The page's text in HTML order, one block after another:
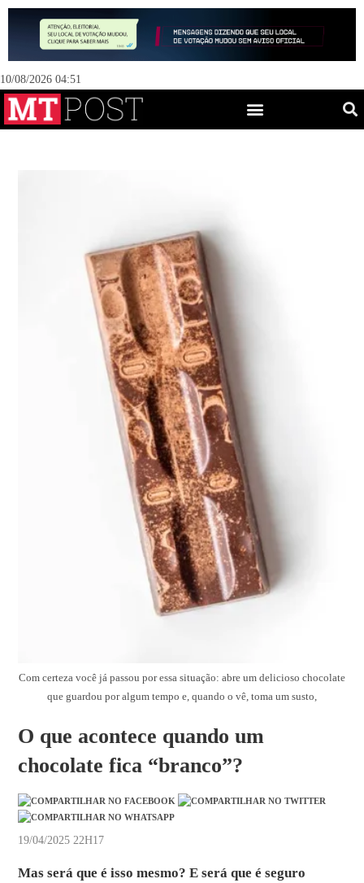
10/08/2026 04:51
Com certeza você já passou por essa situação: abre um delicioso chocolate
que guardou por algum tempo e, quando o vê, toma um susto,
O que acontece quando um
chocolate fica “branco”?
19/04/2025 22H17
Mas será que é isso mesmo? E será que é seguro